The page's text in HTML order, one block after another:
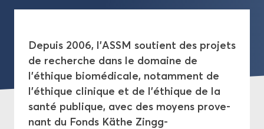
Pro­mo­tion
Pro­gramme na­tio­nal MD-​PhD
Young Ta­lents in Cli­ni­cal Re­search
De­puis 2006, l'ASSM sou­tient des pro­jets
de re­cherche dans le do­maine de
l'éthique bio­mé­di­cale, no­tam­ment de
l'éthique cli­nique et de l'éthique de la
santé pu­blique, avec des moyens pro­ve­
nant du Fonds Käthe Zingg-​